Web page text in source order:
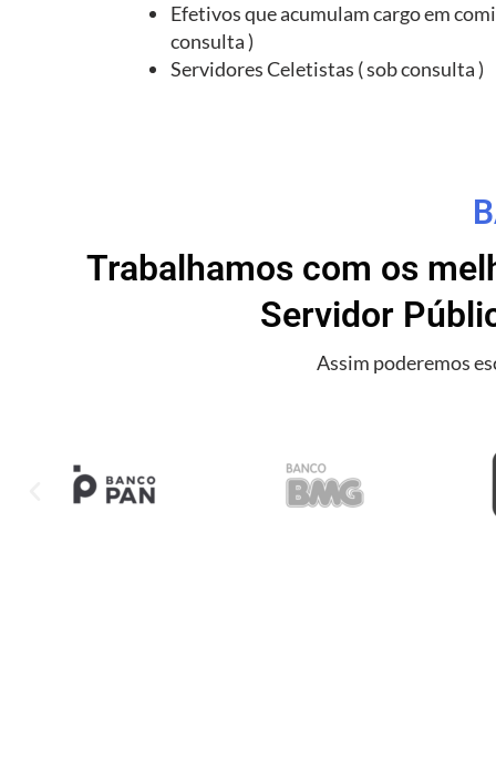
Efetivos que acumulam cargo em
consulta )
Servidores Celetistas ( sob consulta )
Trabalhamos com os
Servidor
Assim poderemos